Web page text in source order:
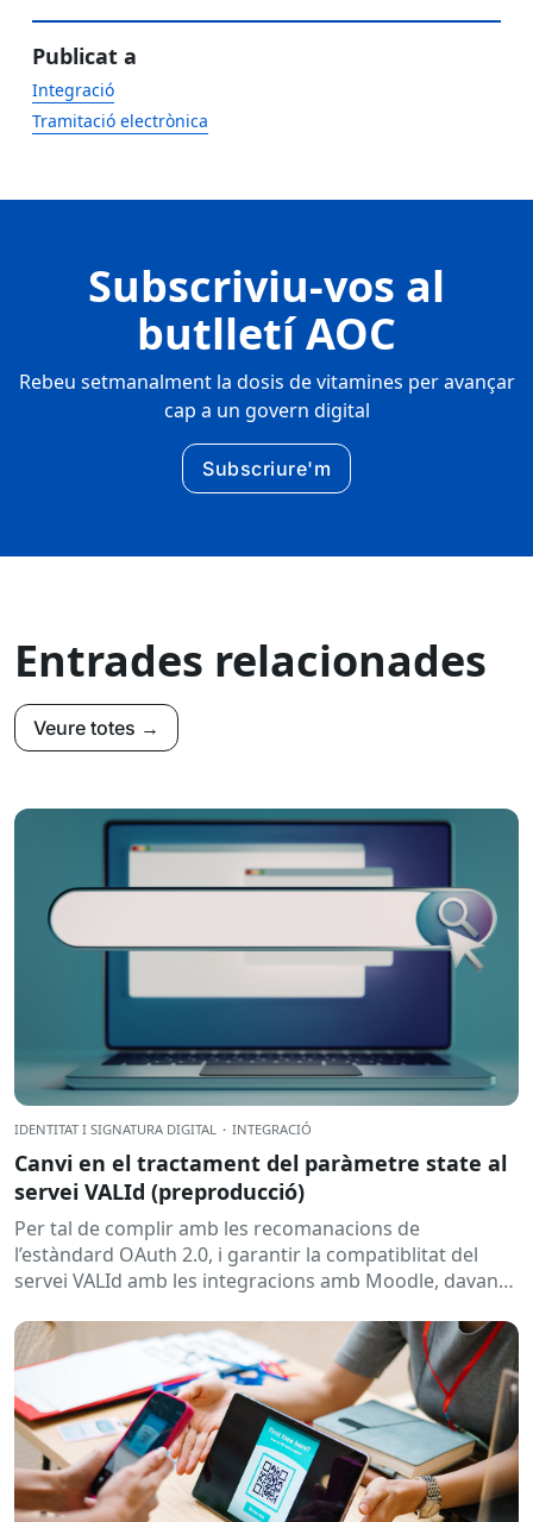
Publicat a
Integració
Tramitació electrònica
Subscriviu-vos al
butlletí AOC
Rebeu setmanalment la dosis de vitamines per avançar
cap a un govern digital
Subscriure'm
Entrades relacionades
Veure totes →
IDENTITAT I SIGNATURA DIGITAL · INTEGRACIÓ
Canvi en el tractament del paràmetre state al
servei VALId (preproducció)
Per tal de complir amb les recomanacions de
l’estàndard OAuth 2.0, i garantir la compatiblitat del
servei VALId amb les integracions amb Moodle, davant